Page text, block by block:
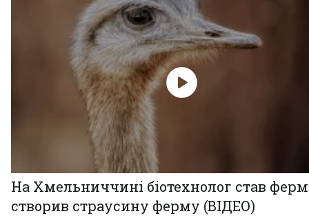
На Хмельниччині біотехнолог став
створив страусину ферму (ВІДЕО)